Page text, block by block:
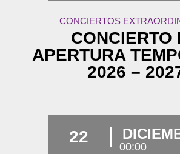
CONCIERTOS
CONCIERTO
APERTURA
2026 –
22
00:00